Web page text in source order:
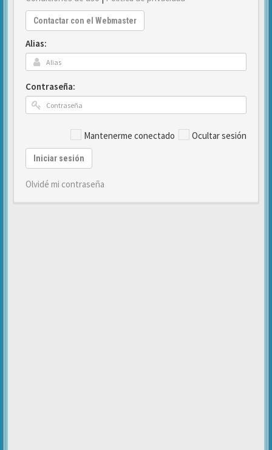
Contactar con el Webmaster
Alias:
Contraseña:
Mantenerme conectado Ocultar sesión
Iniciar sesión
Olvidé mi contraseña